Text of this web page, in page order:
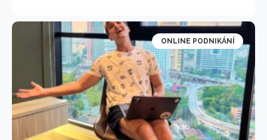
ONLINE PODNIKÁNÍ